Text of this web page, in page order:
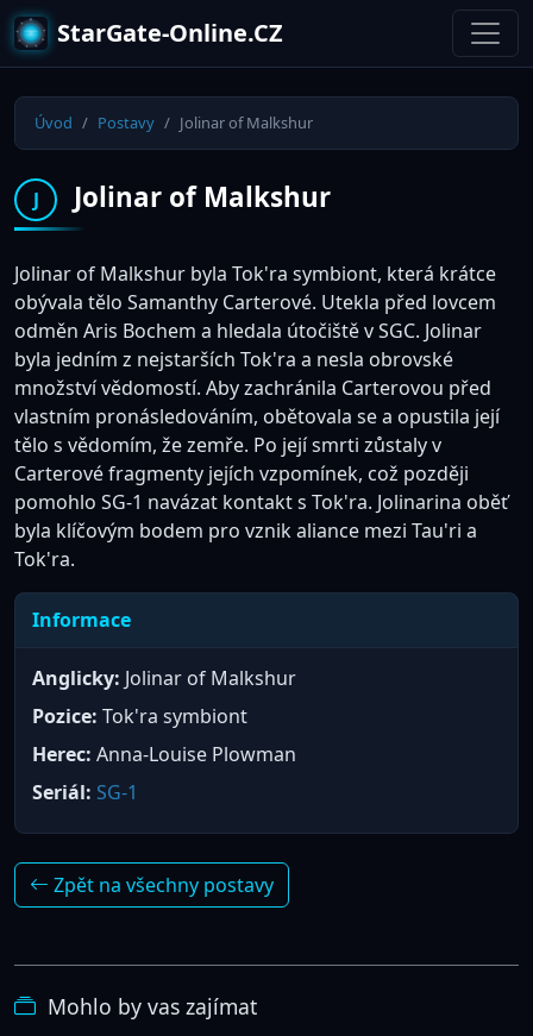
StarGate-Online.CZ
Úvod Postavy Jolinar of Malkshur
J Jolinar of Malkshur
Jolinar of Malkshur byla Tok'ra symbiont, která krátce
obývala tělo Samanthy Carterové. Utekla před lovcem
odměn Aris Bochem a hledala útočiště v SGC. Jolinar
byla jedním z nejstarších Tok'ra a nesla obrovské
množství vědomostí. Aby zachránila Carterovou před
vlastním pronásledováním, obětovala se a opustila její
tělo s vědomím, že zemře. Po její smrti zůstaly v
Carterové fragmenty jejích vzpomínek, což později
pomohlo SG-1 navázat kontakt s Tok'ra. Jolinarina oběť
byla klíčovým bodem pro vznik aliance mezi Tau'ri a
Tok'ra.
Informace
Anglicky: Jolinar of Malkshur
Pozice: Tok'ra symbiont
Herec: Anna-Louise Plowman
Seriál: SG-1
Zpět na všechny postavy
Mohlo by vas zajímat